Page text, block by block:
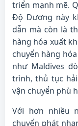
triển mạnh mẽ.
Độ Dương này
dẫn mà còn là
hàng hóa xuất
chuyển hàng
như Maldives
trình, thủ tục
vận chuyển phù
Với hơn nhiều
chuyển phát